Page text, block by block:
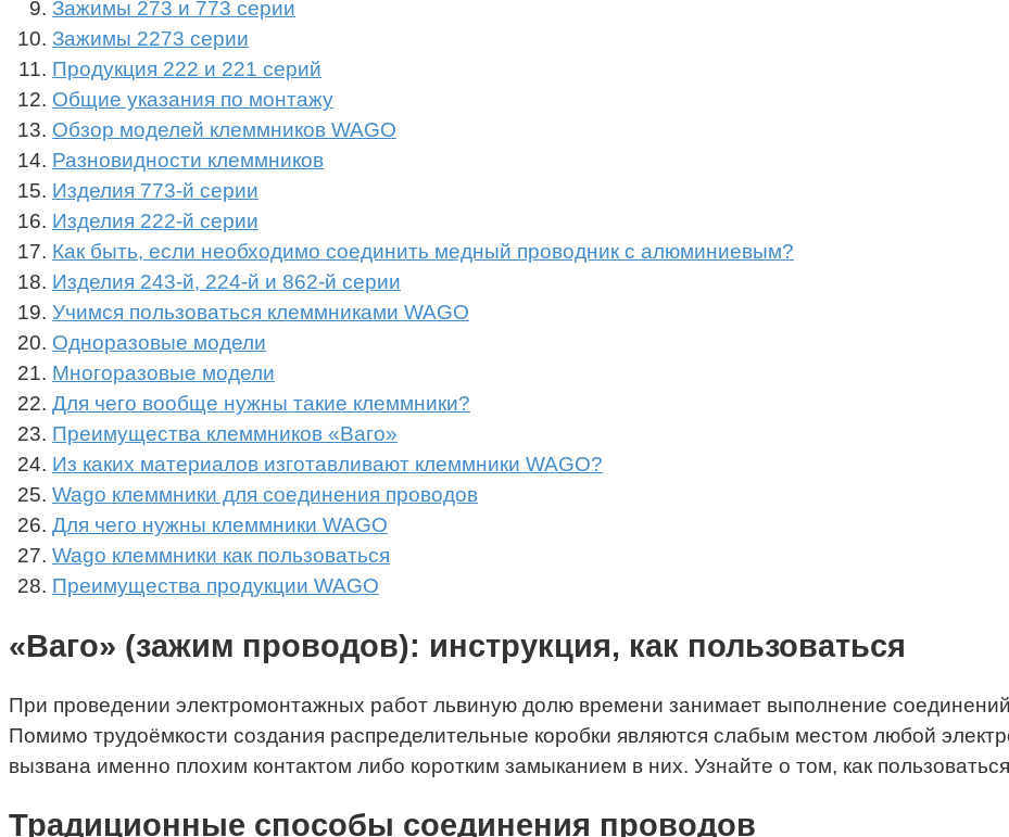
Зажимы 273 и 773 серии
Зажимы 2273 серии
Продукция 222 и 221 серий
Общие указания по монтажу
Обзор моделей клеммников WAGO
Разновидности клеммников
Изделия 773-й серии
Изделия 222-й серии
Как быть, если необходимо соединить медный проводник с алюминиевым?
Изделия 243-й, 224-й и 862-й серии
Учимся пользоваться клеммниками WAGO
Одноразовые модели
Многоразовые модели
Для чего вообще нужны такие клеммники?
Преимущества клеммников «Ваго»
Из каких материалов изготавливают клеммники WAGO?
Wago клеммники для соединения проводов
Для чего нужны клеммники WAGO
Wago клеммники как пользоваться
Преимущества продукции WAGO
«Ваго» (зажим проводов): инструкция, как пользоваться
При проведении электромонтажных работ львиную долю времени занимает выполнение
Помимо трудоёмкости создания распределительные коробки являются слабым местом любой
вызвана именно плохим контактом либо коротким замыканием в них. Узнайте о том, как
Традиционные способы соединения проводов